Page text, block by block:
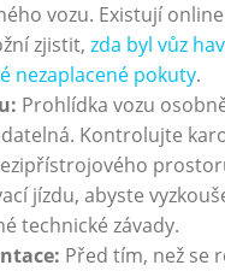
vozu. Existují
zjistit, zda byl vůz
nezaplacené pokuty.
Prohlídka vozu
Kontrolujte
jízdu, abyste
technické závady.
Před tím, než se